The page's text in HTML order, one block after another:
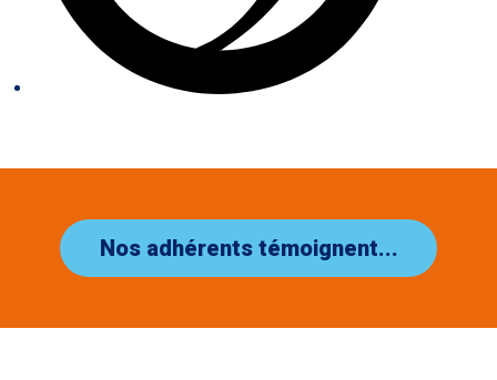
Nos adhérents témoignent...